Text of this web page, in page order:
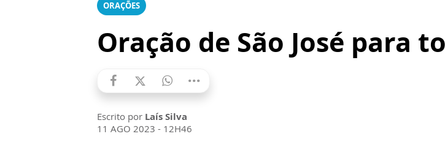
ORAÇÕES
Oração de São José para
Escrito por Laís Silva
11 AGO 2023 - 12H46